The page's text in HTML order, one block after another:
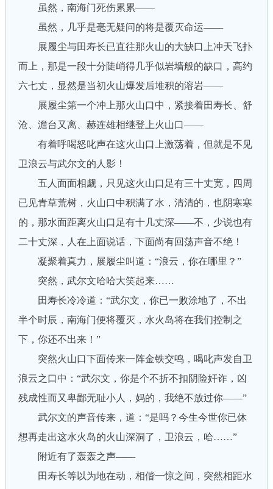
虽然，南海门死伤累累——
虽然，几乎是毫无疑问的将是覆灭命运——
展履尘与田寿长已直往那火山的大缺口上冲天飞扑
而上，那是一段十分陡峭得几乎似岩墙般的缺口，高约
六七丈，显然是当初火山爆发后堆积的溶岩——
展履尘第一个冲上那火山口中，紧接着田寿长、舒
沧、澹台又离、赫连雄相继登上火山口——
有着呼喝怒叱声在这火山口上激荡着，但就是不见
卫浪云与武尔文的人影！
五人面面相觑，只见这火山口足有三十丈宽，四周
已见青草荒树，火山口中积满了水，清清的，也阴寒寒
的，那水面距离火山口足有十几丈深——不，少说也有
二十丈深，人在上面说话，下面尚有回荡声音不绝！
凝聚着真力，展履尘叫道：“浪云，你在哪里？”
突然，武尔文哈哈大笑起来……
田寿长冷冷道：“武尔文，你已一败涂地了，不出
半个时辰，南海门便将覆灭，水火岛将在我们控制之
下，你还不出来！”
突然火山口下面传来一阵金铁交鸣，喝叱声发自卫
浪云之口中：“武尔文，你是个不折不扣阴险奸诈，凶
残成性而又卑鄙无耻小人，妈的，我绝不放过你——”
武尔文的声音传来，道：“是吗？今生今世你已休
想再走出这水火岛的火山深洞了，卫浪云，哈……”
附近有了轰轰之声——
田寿长等以为地在动，相偕一惊之间，突然相距水